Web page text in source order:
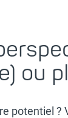
ou
potentiel ?